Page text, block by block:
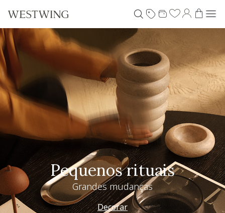
Pequenos rituais
Grandes mudanças
Decorar